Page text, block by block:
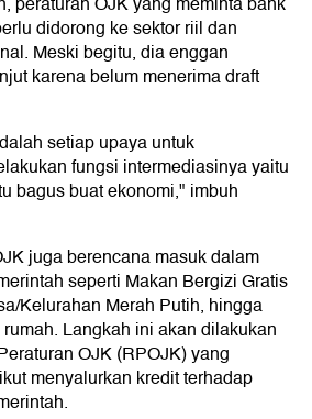
didorong ke sektor riil dan
Meski begitu, dia enggan
karena belum menerima draft
setiap upaya untuk
fungsi intermediasinya yaitu
bagus buat ekonomi," imbuh
juga berencana masuk dalam
seperti Makan Bergizi Gratis
Kelurahan Merah Putih, hingga
Langkah ini akan dilakukan
OJK (RPOJK) yang
menyalurkan kredit terhadap